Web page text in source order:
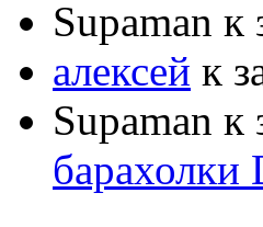
Supaman к
алексей к
Supaman к
барахолки